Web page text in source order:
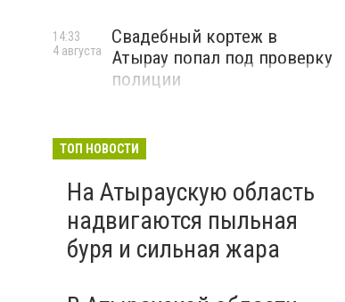
Свадебный кортеж в
Атырау попал под проверку
полиции
14:33
4 августа
ТОП НОВОСТИ
На Атыраускую область
надвигаются пыльная
буря и сильная жара